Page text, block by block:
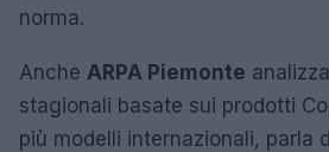
norma.
Anche ARPA Piemonte
stagionali basate sui prodotti
più modelli internazionali, parla